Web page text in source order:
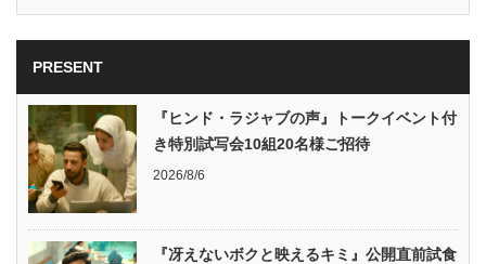
PRESENT
『ヒンド・ラジャブの声』トークイベント付
き特別試写会10組20名様ご招待
2026/8/6
『冴えないボクと映えるキミ』公開直前試食